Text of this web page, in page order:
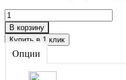
В корзину
Опции